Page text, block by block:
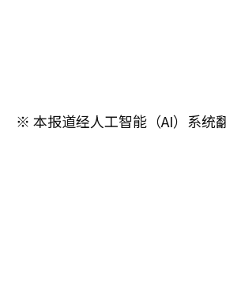
※ 本报道经人工智能（AI）系统